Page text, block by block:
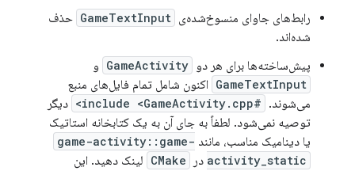
رابط‌های جاوای منسوخ‌شده‌ی GameTextInput حذف
شده‌اند.
پیش‌ساخته‌ها برای هر دو GameActivity و
GameTextInput اکنون شامل تمام فایل‌های منبع
می‌شوند. #include <GameActivity.cpp>
دیگر
توصیه نمی‌شود. لطفاً به جای آن به یک کتابخانه استاتیک
یا دینامیک مناسب، مانند game-activity::game-
activity_static در CMake لینک دهید. این